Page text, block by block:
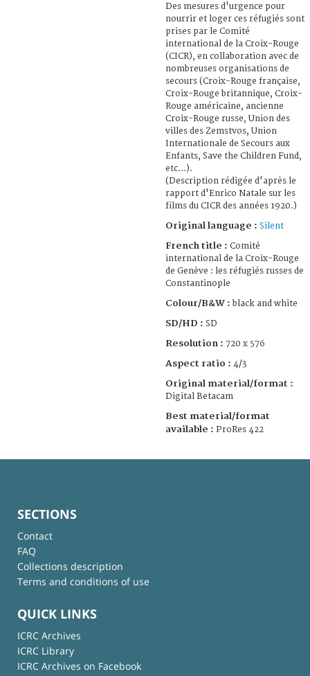
Des mesures d'urgence pour
nourrir et loger ces réfugiés sont
prises par le Comité
international de la Croix-Rouge
(CICR), en collaboration avec de
nombreuses organisations de
secours (Croix-Rouge française,
Croix-Rouge britannique, Croix-
Rouge américaine, ancienne
Croix-Rouge russe, Union des
villes des Zemstvos, Union
Internationale de Secours aux
Enfants, Save the Children Fund,
etc...).
(Description rédigée d'après le
rapport d'Enrico Natale sur les
films du CICR des années 1920.)
Original language : Silent
French title : Comité
international de la Croix-Rouge
de Genève : les réfugiés russes de
Constantinople
Colour/B&W : black and white
SD/HD : SD
Resolution : 720 x 576
Aspect ratio : 4/3
Original material/format :
Digital Betacam
Best material/format
available : ProRes 422
SECTIONS
Contact
FAQ
Collections description
Terms and conditions of use
QUICK LINKS
ICRC Archives
ICRC Library
ICRC Archives on Facebook